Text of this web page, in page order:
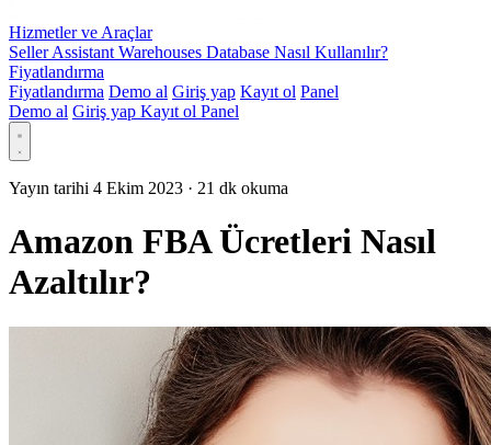
Hizmetler ve Araçlar
Seller Assistant Warehouses Database Nasıl Kullanılır?
Fiyatlandırma
Fiyatlandırma Demo al Giriş yap Kayıt ol Panel
Demo al Giriş yap Kayıt ol Panel
Yayın tarihi 4 Ekim 2023 · 21 dk okuma
Amazon FBA Ücretleri Nasıl
Azaltılır?